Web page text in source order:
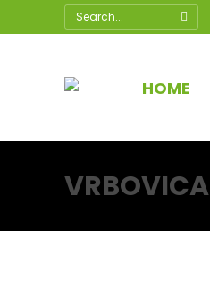
Search:
HOME
VRBOVICA